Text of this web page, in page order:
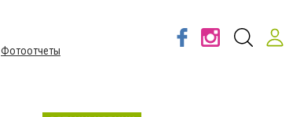
Фотоотчеты